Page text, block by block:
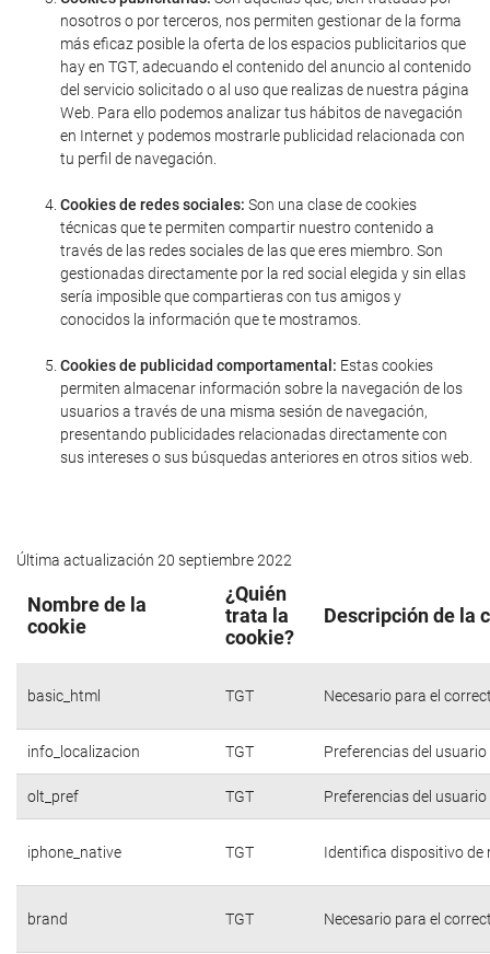
nosotros o por terceros, nos permiten gestionar de la forma
más eficaz posible la oferta de los espacios publicitarios que
hay en TGT, adecuando el contenido del anuncio al contenido
del servicio solicitado o al uso que realizas de nuestra página
Web. Para ello podemos analizar tus hábitos de navegación
en Internet y podemos mostrarle publicidad relacionada con
tu perfil de navegación.
Cookies de redes sociales: Son una clase de cookies
técnicas que te permiten compartir nuestro contenido a
través de las redes sociales de las que eres miembro. Son
gestionadas directamente por la red social elegida y sin ellas
sería imposible que compartieras con tus amigos y
conocidos la información que te mostramos.
Cookies de publicidad comportamental: Estas cookies
permiten almacenar información sobre la navegación de los
usuarios a través de una misma sesión de navegación,
presentando publicidades relacionadas directamente con
sus intereses o sus búsquedas anteriores en otros sitios web.
Última actualización 20 septiembre 2022
Nombre de la
cookie
¿Quién
trata la
cookie?
Descripción de la
basic_html TGT Necesario para el
info_localizacion TGT Preferencias del
olt_pref TGT Preferencias del
iphone_native TGT Identifica dispositivo de
brand TGT Necesario para el